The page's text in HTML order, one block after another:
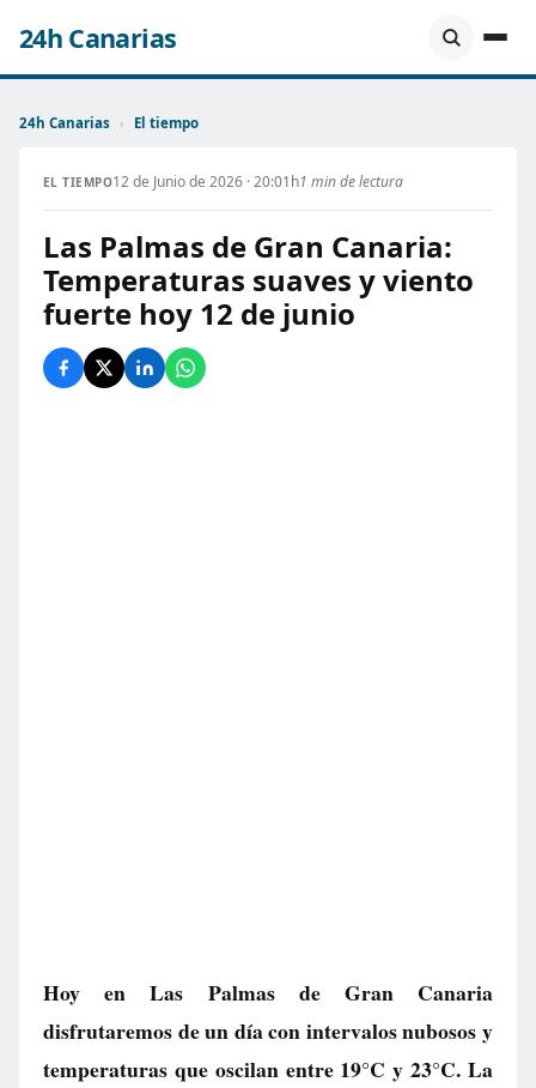
24h Canarias
24h Canarias › El tiempo
EL TIEMPO12 de Junio de 2026 · 20:01h1 min de lectura
Las Palmas de Gran Canaria:
Temperaturas suaves y viento
fuerte hoy 12 de junio
Hoy en Las Palmas de Gran Canaria
disfrutaremos de un día con intervalos nubosos y
temperaturas que oscilan entre 19°C y 23°C. La